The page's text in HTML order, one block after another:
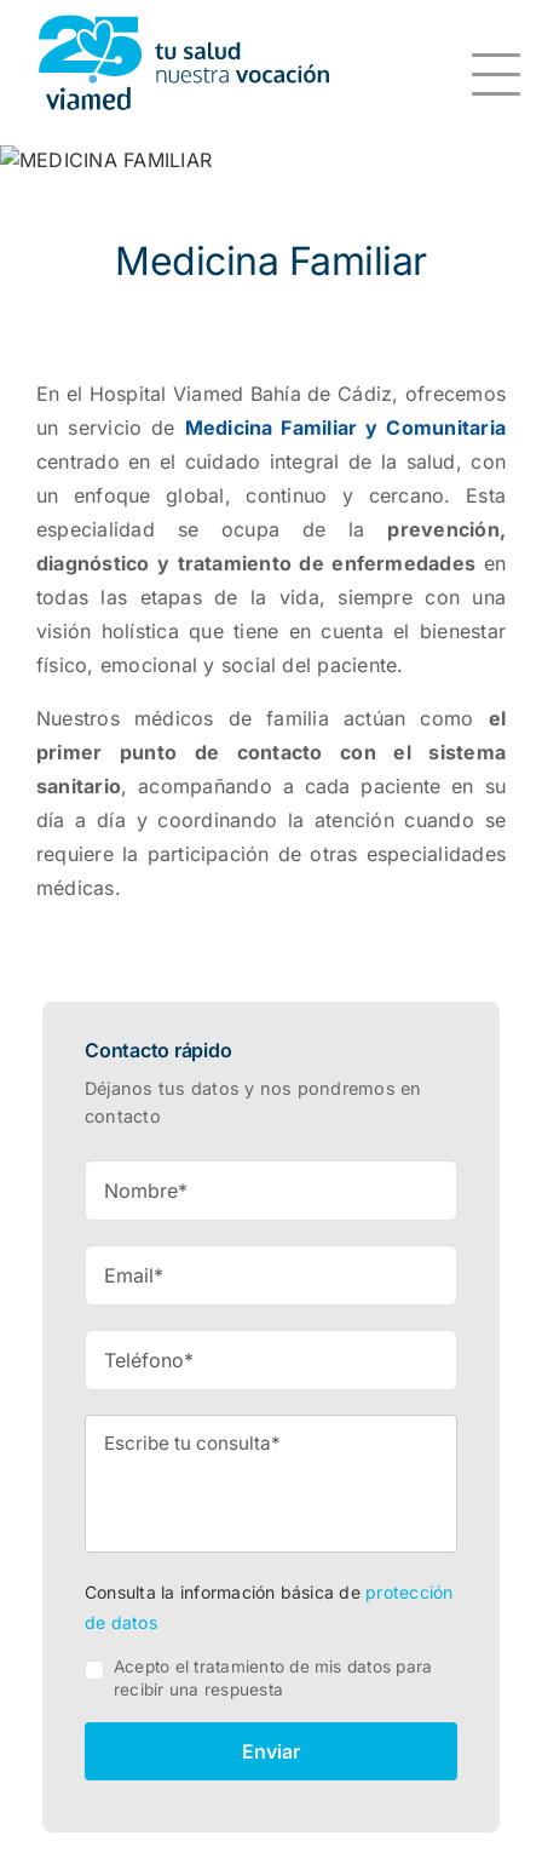
Saltar
contenido
Medicina Familiar
En el Hospital Viamed Bahía de Cádiz, ofrecemos
un servicio de Medicina Familiar y Comunitaria
centrado en el cuidado integral de la salud, con
un enfoque global, continuo y cercano. Esta
especialidad se ocupa de la prevención,
diagnóstico y tratamiento de enfermedades en
todas las etapas de la vida, siempre con una
visión holística que tiene en cuenta el bienestar
físico, emocional y social del paciente.
Nuestros médicos de familia actúan como el
primer punto de contacto con el sistema
sanitario, acompañando a cada paciente en su
día a día y coordinando la atención cuando se
requiere la participación de otras especialidades
médicas.
Contacto rápido
Déjanos tus datos y nos pondremos en
contacto
Consulta la información básica de protección
de datos
Acepto el tratamiento de mis datos para
recibir una respuesta
Enviar